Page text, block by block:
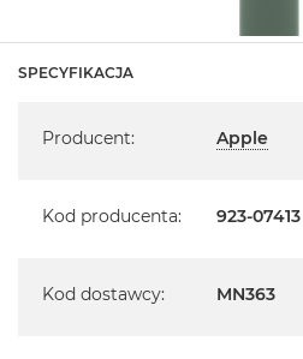
SPECYFIKACJA
Producent: Apple
Kod producenta: 923-07413
Kod dostawcy: MN363